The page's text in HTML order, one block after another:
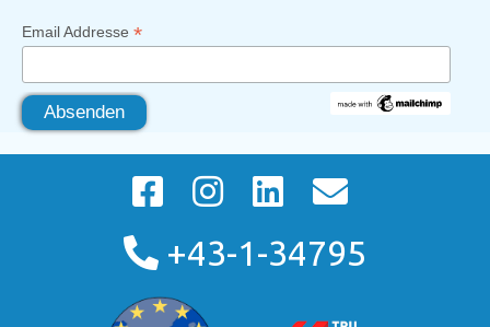
Email Addresse *
+43-1-34795